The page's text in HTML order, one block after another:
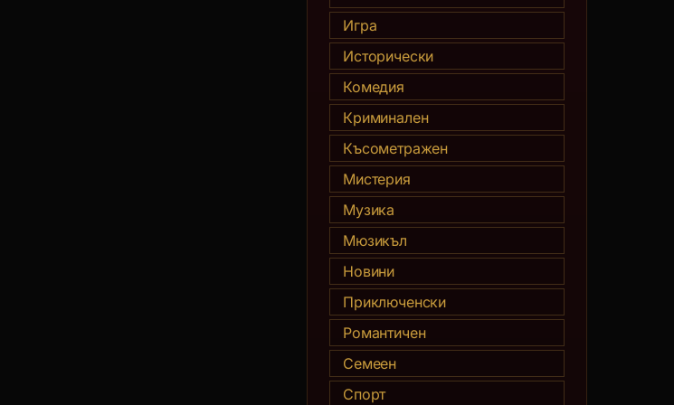
Игра
Исторически
Комедия
Криминален
Късометражен
Мистерия
Музика
Мюзикъл
Новини
Приключенски
Романтичен
Семеен
Спорт